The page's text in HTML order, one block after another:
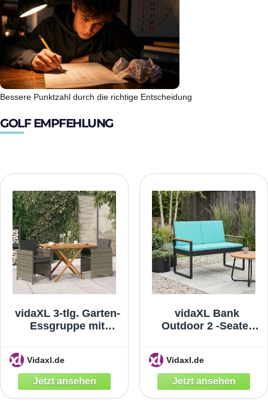
Bessere Punktzahl durch die richtige Entscheidung
GOLF EMPFEHLUNG
vidaXL 3-tlg. Garten-
Essgruppe mit
Vidaxl.de
vidaXL Bank
Outdoor 2 -Seater
Rechteckig Schwarz
Vidaxl.de